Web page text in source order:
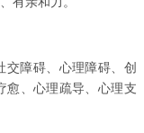
交障碍、 心理障碍、创
愈、心理疏导、心理支